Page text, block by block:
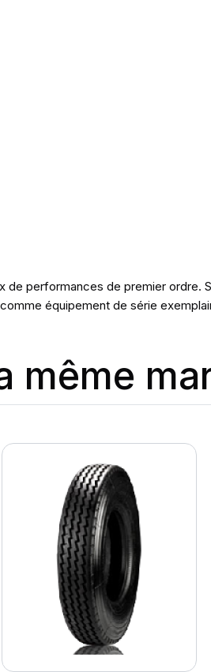
de performances de premier
équipement de série
même